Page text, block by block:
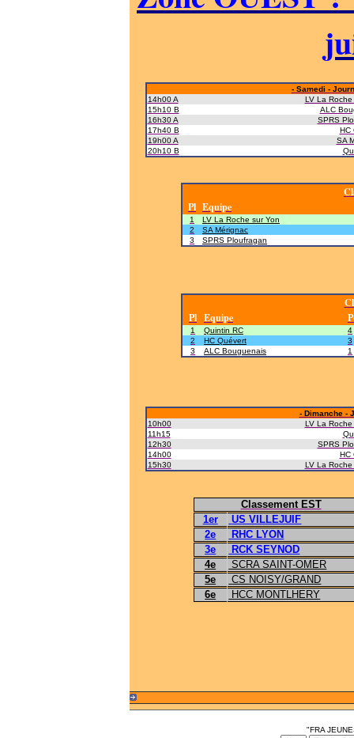
- Samedi -
14h00 A
LV La Roche
15h10 B
ALC
16h30 A
SPRS
17h40 B
HC
19h00 A
SA
20h10 B
Pl Equipe
1
LV La Roche sur Yon
2
SA Mérignac
3
SPRS Ploufragan
Pl Equipe
1 Quintin RC
4
2
HC Quévert
3
3
ALC Bouguenais 1
- Dimanche -
10h00
LV La Roche
11h15
12h30
SPRS
14h00
HC
15h30
LV La Roche
Classement EST
1er
US VILLEJUIF
2e
RHC LYON
3e
RCK SEYNOD
4e
SCRA SAINT-OMER
5e
CS NOISY/GRAND
6e
HCC MONTLHERY
"FRA